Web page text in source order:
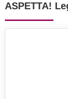
ASPETTA!